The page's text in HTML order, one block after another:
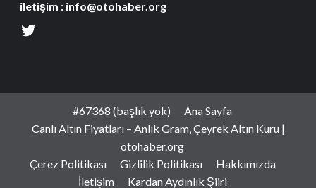
iletişim : info@otohaber.org
#67368 (başlık yok)
Ana Sayfa
Canlı Altın Fiyatları – Anlık Gram, Çeyrek Altın Kuru |
otohaber.org
Çerez Politikası
Gizlilik Politikası
Hakkımızda
İletişim
Kardan Aydınlık Şiiri